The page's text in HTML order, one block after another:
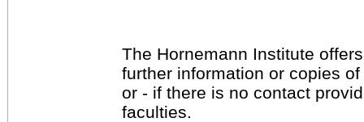
The Hornemann Institute
further information or copies
or - if there is no contact
faculties.